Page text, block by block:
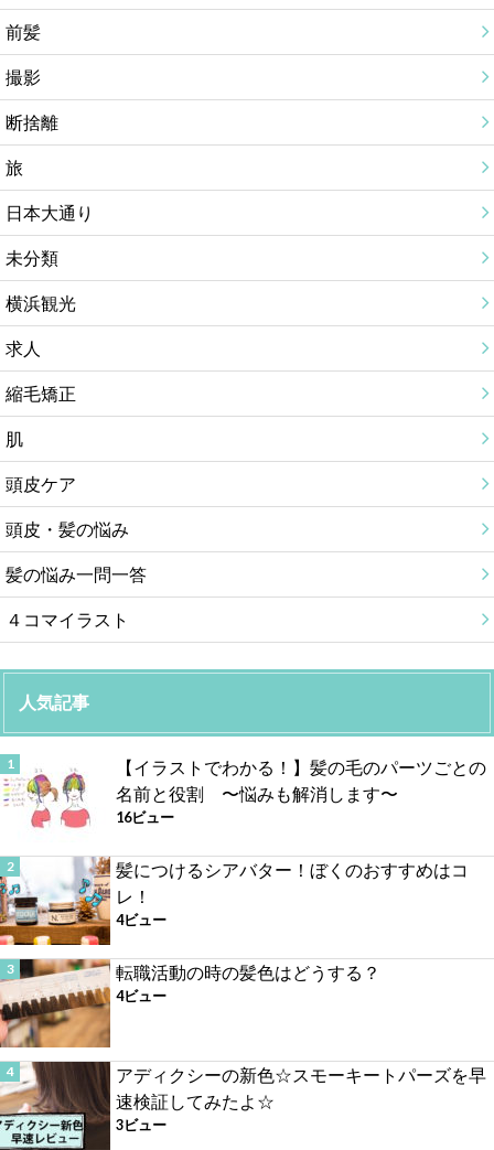
前髪
撮影
断捨離
旅
日本大通り
未分類
横浜観光
求人
縮毛矯正
肌
頭皮ケア
頭皮・髪の悩み
髪の悩み一問一答
４コマイラスト
人気記事
【イラストでわかる！】髪の毛のパーツごとの
名前と役割 〜悩みも解消します〜
16ビュー
髪につけるシアバター！ぼくのおすすめはコ
レ！
4ビュー
転職活動の時の髪色はどうする？
4ビュー
アディクシーの新色☆スモーキートパーズを早
速検証してみたよ☆
3ビュー